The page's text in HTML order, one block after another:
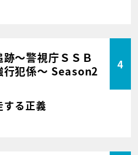
跡～警視庁ＳＳＢ
行犯係～ Season2
4
る正義